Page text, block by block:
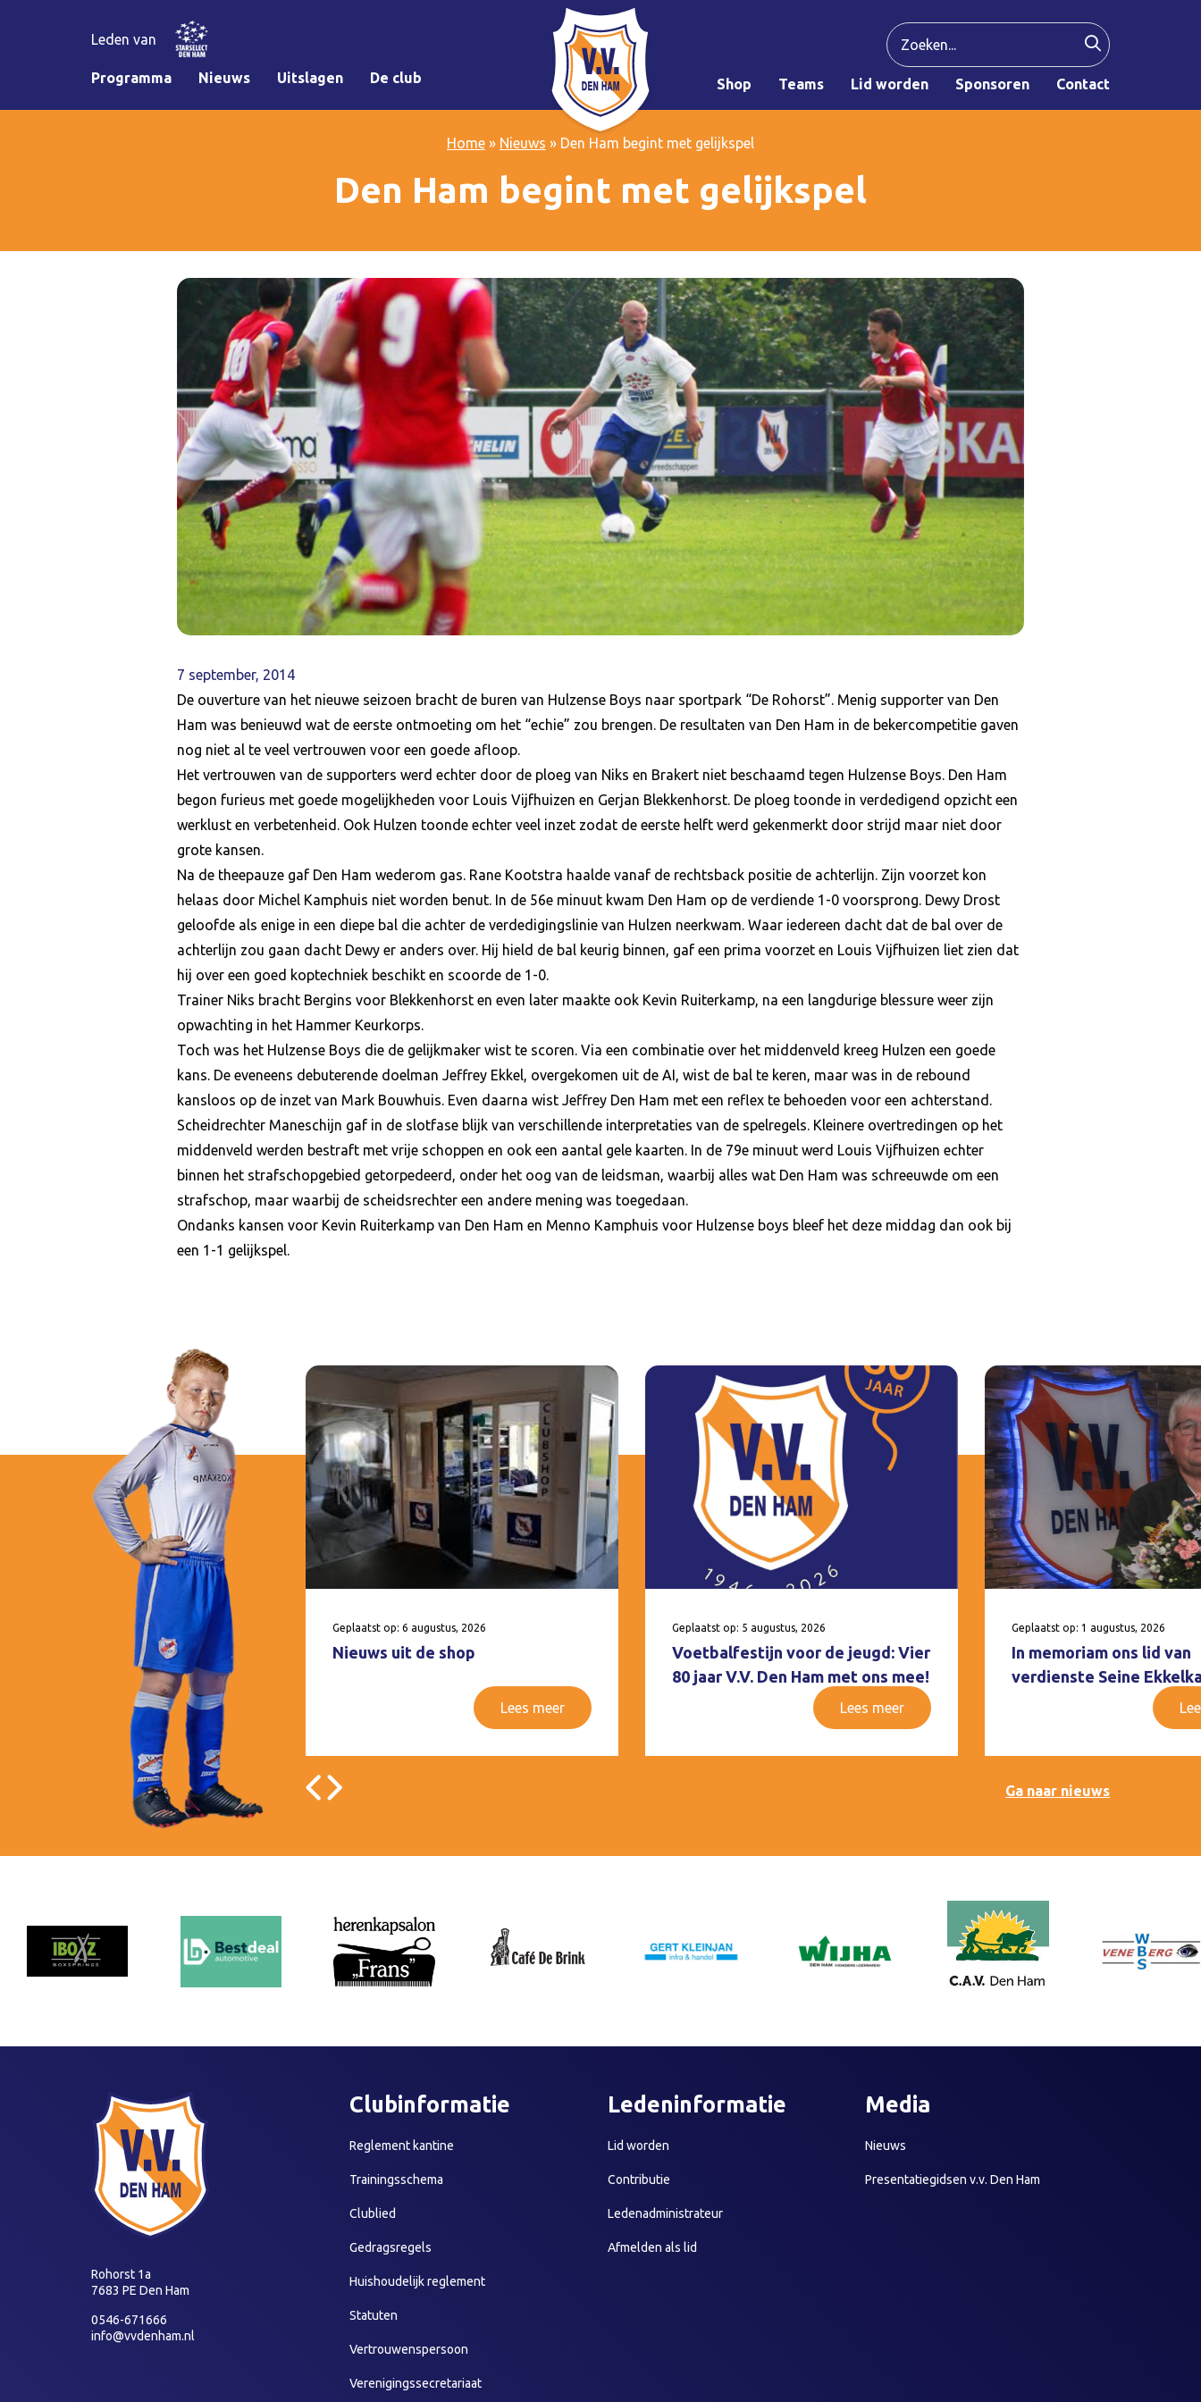
Leden van
Programma Nieuws Uitslagen De club Shop Teams Lid worden Sponsoren Contact
Home » Nieuws » Den Ham begint met gelijkspel
Den Ham begint met gelijkspel
7 september, 2014
De ouverture van het nieuwe seizoen bracht de buren van Hulzense Boys naar sportpark “De Rohorst”. Menig supporter van Den
Ham was benieuwd wat de eerste ontmoeting om het “echie” zou brengen. De resultaten van Den Ham in de bekercompetitie gaven
nog niet al te veel vertrouwen voor een goede afloop.
Het vertrouwen van de supporters werd echter door de ploeg van Niks en Brakert niet beschaamd tegen Hulzense Boys. Den Ham
begon furieus met goede mogelijkheden voor Louis Vijfhuizen en Gerjan Blekkenhorst. De ploeg toonde in verdedigend opzicht een
werklust en verbetenheid. Ook Hulzen toonde echter veel inzet zodat de eerste helft werd gekenmerkt door strijd maar niet door
grote kansen.
Na de theepauze gaf Den Ham wederom gas. Rane Kootstra haalde vanaf de rechtsback positie de achterlijn. Zijn voorzet kon
helaas door Michel Kamphuis niet worden benut. In de 56e minuut kwam Den Ham op de verdiende 1-0 voorsprong. Dewy Drost
geloofde als enige in een diepe bal die achter de verdedigingslinie van Hulzen neerkwam. Waar iedereen dacht dat de bal over de
achterlijn zou gaan dacht Dewy er anders over. Hij hield de bal keurig binnen, gaf een prima voorzet en Louis Vijfhuizen liet zien dat
hij over een goed koptechniek beschikt en scoorde de 1-0.
Trainer Niks bracht Bergins voor Blekkenhorst en even later maakte ook Kevin Ruiterkamp, na een langdurige blessure weer zijn
opwachting in het Hammer Keurkorps.
Toch was het Hulzense Boys die de gelijkmaker wist te scoren. Via een combinatie over het middenveld kreeg Hulzen een goede
kans. De eveneens debuterende doelman Jeffrey Ekkel, overgekomen uit de AI, wist de bal te keren, maar was in de rebound
kansloos op de inzet van Mark Bouwhuis. Even daarna wist Jeffrey Den Ham met een reflex te behoeden voor een achterstand.
Scheidrechter Maneschijn gaf in de slotfase blijk van verschillende interpretaties van de spelregels. Kleinere overtredingen op het
middenveld werden bestraft met vrije schoppen en ook een aantal gele kaarten. In de 79e minuut werd Louis Vijfhuizen echter
binnen het strafschopgebied getorpedeerd, onder het oog van de leidsman, waarbij alles wat Den Ham was schreeuwde om een
strafschop, maar waarbij de scheidsrechter een andere mening was toegedaan.
Ondanks kansen voor Kevin Ruiterkamp van Den Ham en Menno Kamphuis voor Hulzense boys bleef het deze middag dan ook bij
een 1-1 gelijkspel.
Geplaatst op: 6 augustus, 2026
Nieuws uit de shop
Lees meer
Geplaatst op: 5 augustus, 2026
Voetbalfestijn voor de jeugd: Vier
80 jaar V.V. Den Ham met ons mee!
Lees meer
Geplaatst op: 1 augustus, 2026
In memoriam ons lid van
verdienste Seine
Ga naar nieuws
Rohorst 1a
7683 PE Den Ham
0546-671666
info@vvdenham.nl
Clubinformatie
Reglement kantine
Trainingsschema
Clublied
Gedragsregels
Huishoudelijk reglement
Statuten
Vertrouwenspersoon
Verenigingssecretariaat
Ledeninformatie
Lid worden
Contributie
Ledenadministrateur
Afmelden als lid
Media
Nieuws
Presentatiegidsen v.v. Den Ham